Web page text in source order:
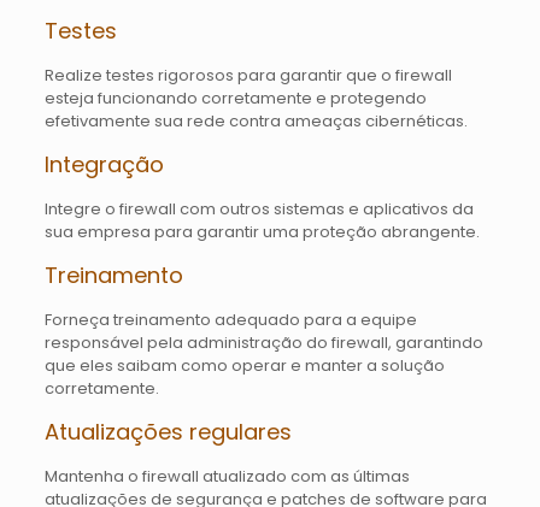
Testes
Realize testes rigorosos para garantir que o firewall
esteja funcionando corretamente e protegendo
efetivamente sua rede contra ameaças cibernéticas.
Integração
Integre o firewall com outros sistemas e aplicativos da
sua empresa para garantir uma proteção abrangente.
Treinamento
Forneça treinamento adequado para a equipe
responsável pela administração do firewall, garantindo
que eles saibam como operar e manter a solução
corretamente.
Atualizações regulares
Mantenha o firewall atualizado com as últimas
atualizações de segurança e patches de software para